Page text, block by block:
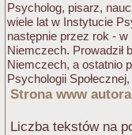
Psycholog, pisarz,
wiele lat w Instytucie
następnie przez rok -
Niemczech. Prowadził
Niemczech, a ostatnio
Psychologii
Strona www autora
Liczba tekstów na